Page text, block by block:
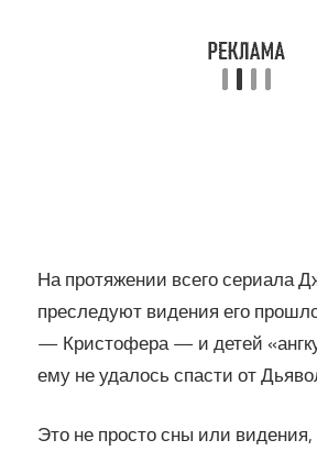
На протяжении всего сериала
преследуют видения его
— Кристофера — и детей
ему не удалось спасти от
Это не просто сны или